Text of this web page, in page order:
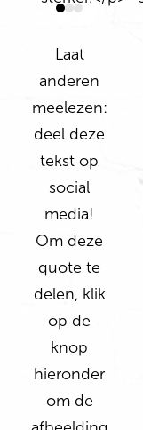
Laat
anderen
meelezen:
deel deze
tekst op
social
media!
Om deze
quote te
delen, klik
op de
knop
hieronder
om de